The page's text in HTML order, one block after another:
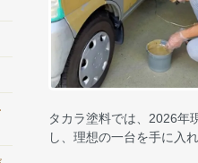
タカラ塗料では、2026年
し、理想の一台を手に入